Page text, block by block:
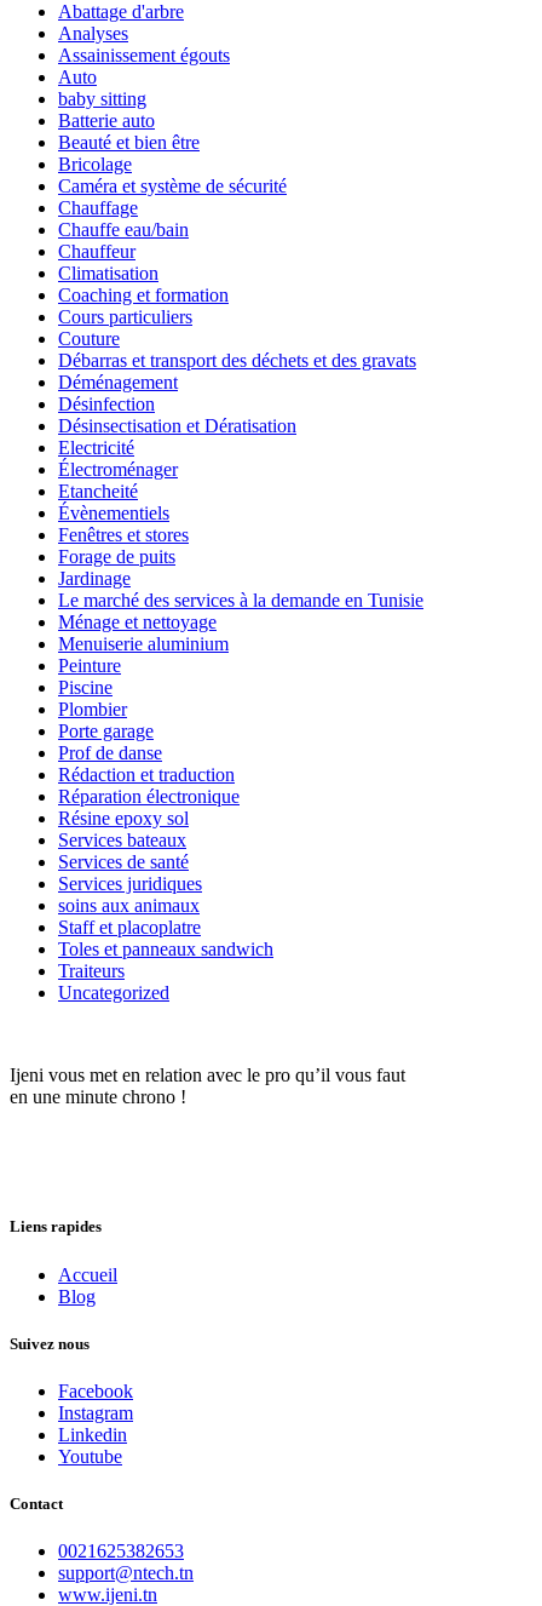
Abattage d'arbre
Analyses
Assainissement égouts
Auto
baby sitting
Batterie auto
Beauté et bien être
Bricolage
Caméra et système de sécurité
Chauffage
Chauffe eau/bain
Chauffeur
Climatisation
Coaching et formation
Cours particuliers
Couture
Débarras et transport des déchets et des gravats
Déménagement
Désinfection
Désinsectisation et Dératisation
Electricité
Électroménager
Etancheité
Évènementiels
Fenêtres et stores
Forage de puits
Jardinage
Le marché des services à la demande en Tunisie
Ménage et nettoyage
Menuiserie aluminium
Peinture
Piscine
Plombier
Porte garage
Prof de danse
Rédaction et traduction
Réparation électronique
Résine epoxy sol
Services bateaux
Services de santé
Services juridiques
soins aux animaux
Staff et placoplatre
Toles et panneaux sandwich
Traiteurs
Uncategorized
Ijeni vous met en relation avec le pro qu’il vous faut
en une minute chrono !
Liens rapides
Accueil
Blog
Suivez nous
Facebook
Instagram
Linkedin
Youtube
Contact
0021625382653
support@ntech.tn
www.ijeni.tn